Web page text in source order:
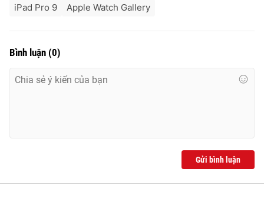
iPad Pro 9
Apple Watch Gallery
Bình luận (0)
Gửi bình luận